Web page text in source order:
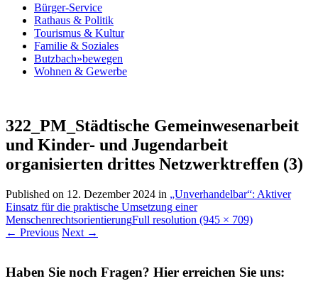
Bürger-Service
Rathaus & Politik
Tourismus & Kultur
Familie & Soziales
Butzbach»bewegen
Wohnen & Gewerbe
322_PM_Städtische Gemeinwesenarbeit
und Kinder- und Jugendarbeit
organisierten drittes Netzwerktreffen (3)
Published on 12. Dezember 2024 in „Unverhandelbar“: Aktiver
Einsatz für die praktische Umsetzung einer
MenschenrechtsorientierungFull resolution (945 × 709)
← Previous Next →
Haben Sie noch Fragen? Hier erreichen Sie uns: